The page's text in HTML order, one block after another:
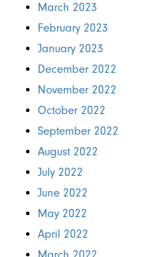
March 2023
February 2023
January 2023
December 2022
November 2022
October 2022
September 2022
August 2022
July 2022
June 2022
May 2022
April 2022